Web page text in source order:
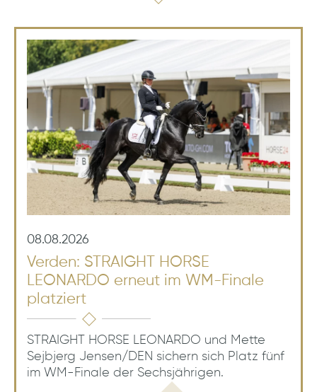
08.08.2026
Verden: STRAIGHT HORSE
LEONARDO erneut im WM-Finale
platziert
STRAIGHT HORSE LEONARDO und Mette
Sejbjerg Jensen/DEN sichern sich Platz fünf
im WM-Finale der Sechsjährigen.